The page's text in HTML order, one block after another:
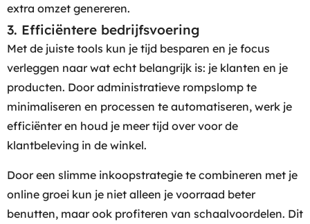
extra omzet genereren.
3. Efficiëntere bedrijfsvoering
Met de juiste tools kun je tijd besparen en je focus
verleggen naar wat echt belangrijk is: je klanten en je
producten. Door administratieve rompslomp te
minimaliseren en processen te automatiseren, werk je
efficiënter en houd je meer tijd over voor de
klantbeleving in de winkel.
Door een slimme inkoopstrategie te combineren met je
online groei kun je niet alleen je voorraad beter
benutten, maar ook profiteren van schaalvoordelen. Dit